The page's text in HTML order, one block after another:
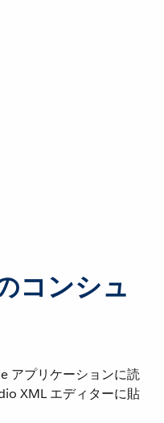
コンシュ
アプリケーションに読
XML エディターに貼